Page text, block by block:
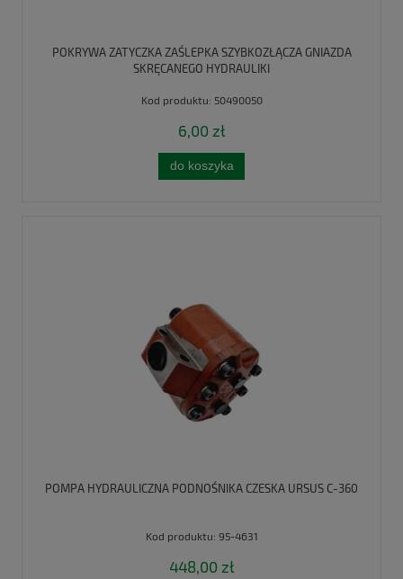
POKRYWA ZATYCZKA ZAŚLEPKA SZYBKOZŁĄCZA GNIAZDA
SKRĘCANEGO HYDRAULIKI
Kod produktu: 50490050
6,00 zł
do koszyka
POMPA HYDRAULICZNA PODNOŚNIKA CZESKA URSUS C-360
Kod produktu: 95-4631
448,00 zł